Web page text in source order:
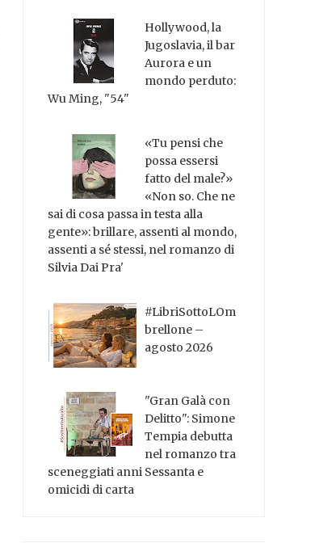
Hollywood, la
Jugoslavia, il bar
Aurora e un
mondo perduto:
Wu Ming, "54"
«Tu pensi che
possa essersi
fatto del male?»
«Non so. Che ne
sai di cosa passa in testa alla
gente»: brillare, assenti al mondo,
assenti a sé stessi, nel romanzo di
Silvia Dai Pra'
#LibriSottoLOm
brellone –
agosto 2026
"Gran Galà con
Delitto": Simone
Tempia debutta
nel romanzo tra
sceneggiati anni Sessanta e
omicidi di carta